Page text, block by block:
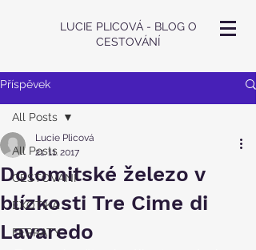
LUCIE PLICOVÁ - BLOG O
CESTOVÁNÍ
Příspěvek
All Posts
CESTOVÁNÍ
EXOTIKA
FERRATY
All Posts
Dolomitské železo v
blízkosti Tre Cime di
Lavaredo
Lucie Plicová
21. 11. 2017